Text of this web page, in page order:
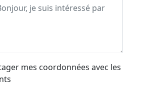
mes coordonnées avec les